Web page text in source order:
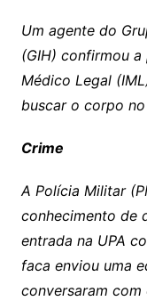
Um agente do
(GIH) confirmou
Médico Legal
buscar o corpo
Crime
A Polícia Militar
conhecimento de
entrada na UPA
faca enviou uma
conversaram